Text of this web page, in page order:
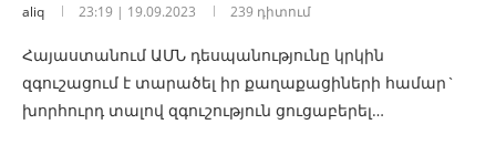
aliq 23:19 | 19.09.2023 239 դիտում
Հայաստանում ԱՄՆ դեսպանությունը կրկին
զգուշացում է տարածել իր քաղաքացիների համար`
խորհուրդ տալով զգուշություն ցուցաբերել…